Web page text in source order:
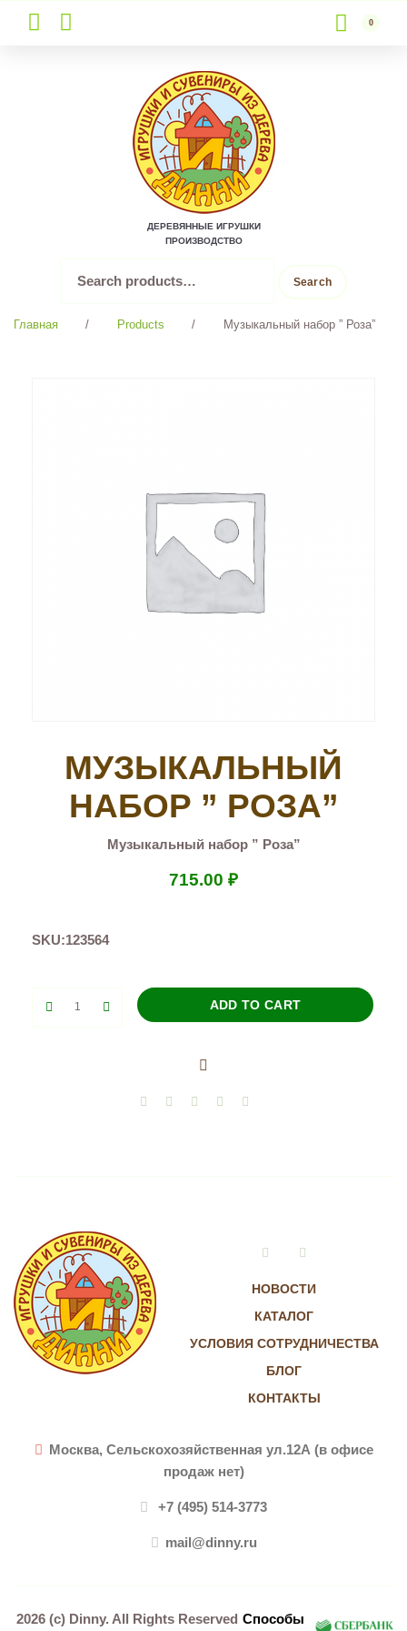
to
content
0
ДЕРЕВЯННЫЕ ИГРУШКИ
ПРОИЗВОДСТВО
for:
Search
Главная / Products / Музыкальный набор ” Роза”
МУЗЫКАЛЬНЫЙ
НАБОР ” РОЗА”
Музыкальный набор ” Роза”
715.00 ₽
SKU:123564
ADD TO CART
НОВОСТИ
КАТАЛОГ
УСЛОВИЯ СОТРУДНИЧЕСТВА
БЛОГ
КОНТАКТЫ
VkontakteInstagram
Москва, Сельскохозяйственная ул.12А (в офисе
продаж нет)
+7 (495) 514-3773
mail@dinny.ru
2026 (c) Dinny. All Rights Reserved Способы